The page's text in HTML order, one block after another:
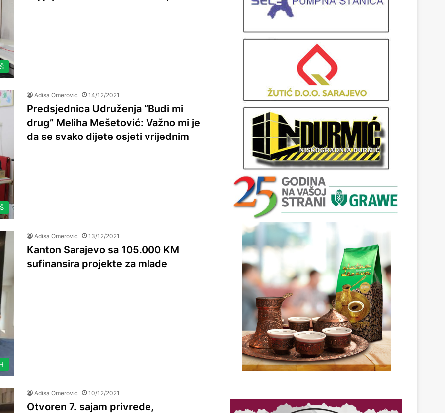
Adisa Omerovic 14/12/2021
Predsjednica Udruženja “Budi mi
drug” Meliha Mešetović: Važno mi je
da se svako dijete osjeti vrijednim
Adisa Omerovic 13/12/2021
Kanton Sarajevo sa 105.000 KM
sufinansira projekte za mlade
Adisa Omerovic 10/12/2021
Otvoren 7. sajam privrede,